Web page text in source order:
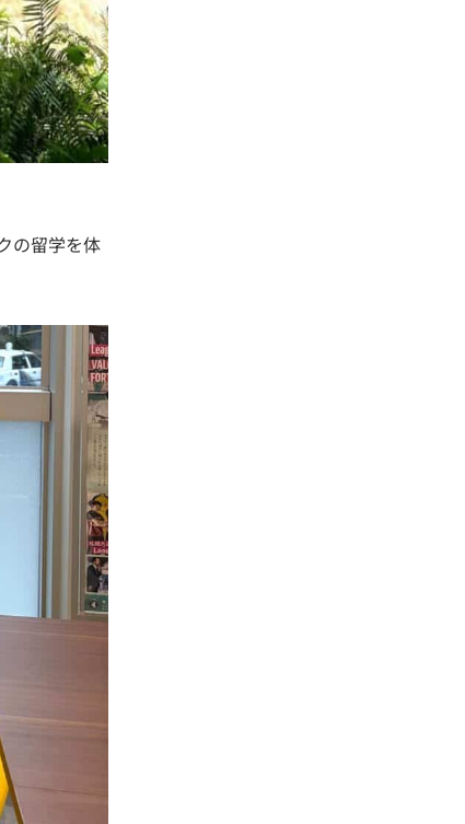
の留学を体